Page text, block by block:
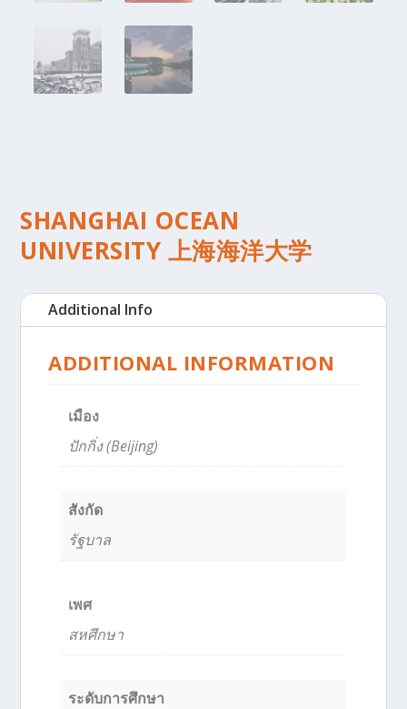
SHANGHAI OCEAN
UNIVERSITY 上海海洋大学
Additional Info
ADDITIONAL INFORMATION
เมือง
ปักกิ่ง (Beijing)
สังกัด
รัฐบาล
เพศ
สหศึกษา
ระดับการศึกษา